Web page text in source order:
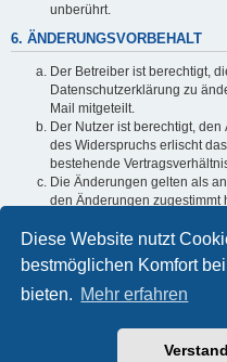
Diese Website nutzt
bestmöglichen Komfort
bieten. Mehr erfahren
unberührt.
6. ÄNDERUNGSVORBEHALT
Der Betreiber ist berechtigt,
Datenschutzerklärung zu
Mail mitgeteilt.
Der Nutzer ist berechtigt,
des Widerspruchs erlischt
bestehende
Die Änderungen gelten als
den Änderungen zugestimmt
Informationen über den
sind in der
Powered byphpBB®